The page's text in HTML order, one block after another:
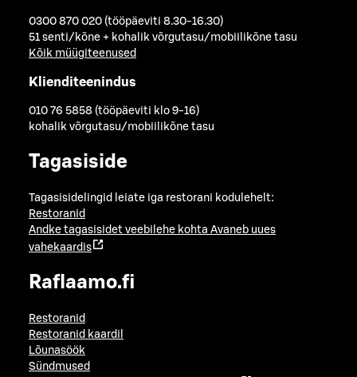
0300 870 020 (tööpäeviti 8.30-16.30)
51 senti/kõne + kohalik võrgutasu/mobiilikõne tasu
Kõik müügiteenused
Klienditeenindus
010 76 5858 (tööpäeviti klo 9-16)
kohalik võrgutasu/mobiilikõne tasu
Tagasiside
Tagasisidelingid leiate iga restorani kodulehelt:
Restoranid
Andke tagasisidet veebilehe kohta Avaneb uues
vahekaardis
Raflaamo.fi
Restoranid
Restoranid kaardil
Lõunasöök
Sündmused